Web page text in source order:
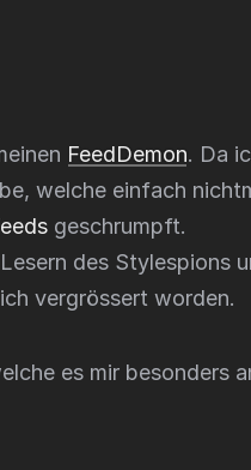
FeedDemon. Da
welche einfach
geschrumpft.
des Stylespions
vergrössert worden.
es mir besonders